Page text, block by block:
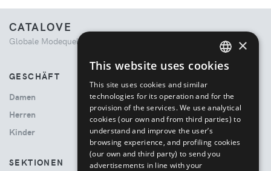
CATALOVE
Globale Modequelle. Kuratiertes Einkaufserlebnis.
GESCHÄFT
Damen
Herren
Kinder
SEKTIONEN
ENGLISH
×
This website uses cookies
This site uses cookies and similar
technologies for its operation and for the
provision of the services. We use analytical
cookies (our own and from third parties) to
understand and improve the user’s
browsing experience, and profiling cookies
(our own and third party) to send you
advertisements in line with your